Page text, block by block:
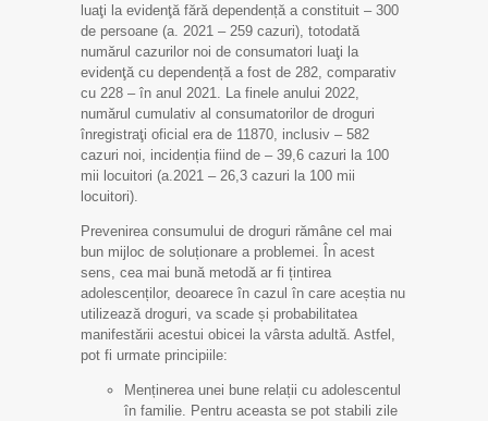
luaţi la evidenţă fără dependență a constituit – 300
de persoane (a. 2021 – 259 cazuri), totodată
numărul cazurilor noi de consumatori luaţi la
evidenţă cu dependență a fost de 282, comparativ
cu 228 – în anul 2021. La finele anului 2022,
numărul cumulativ al consumatorilor de droguri
înregistraţi oficial era de 11870, inclusiv – 582
cazuri noi, incidenția fiind de – 39,6 cazuri la 100
mii locuitori (a.2021 – 26,3 cazuri la 100 mii
locuitori).
Prevenirea consumului de droguri rămâne cel mai
bun mijloc de soluționare a problemei. În acest
sens, cea mai bună metodă ar fi țintirea
adolescenților, deoarece în cazul în care aceștia nu
utilizează droguri, va scade și probabilitatea
manifestării acestui obicei la vârsta adultă. Astfel,
pot fi urmate principiile:
Menținerea unei bune relații cu adolescentul
în familie. Pentru aceasta se pot stabili zile